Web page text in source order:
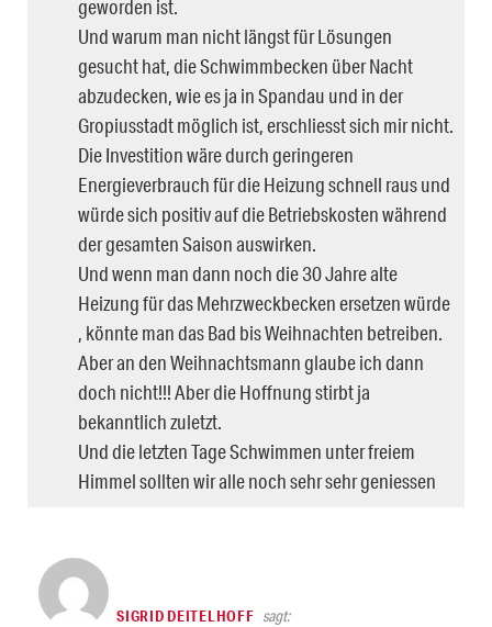
geworden ist.
Und warum man nicht längst für Lösungen
gesucht hat, die Schwimmbecken über Nacht
abzudecken, wie es ja in Spandau und in der
Gropiusstadt möglich ist, erschliesst sich mir nicht.
Die Investition wäre durch geringeren
Energieverbrauch für die Heizung schnell raus und
würde sich positiv auf die Betriebskosten während
der gesamten Saison auswirken.
Und wenn man dann noch die 30 Jahre alte
Heizung für das Mehrzweckbecken ersetzen würde
, könnte man das Bad bis Weihnachten betreiben.
Aber an den Weihnachtsmann glaube ich dann
doch nicht!!! Aber die Hoffnung stirbt ja
bekanntlich zuletzt.
Und die letzten Tage Schwimmen unter freiem
Himmel sollten wir alle noch sehr sehr geniessen
SIGRID DEITELHOFF sagt: